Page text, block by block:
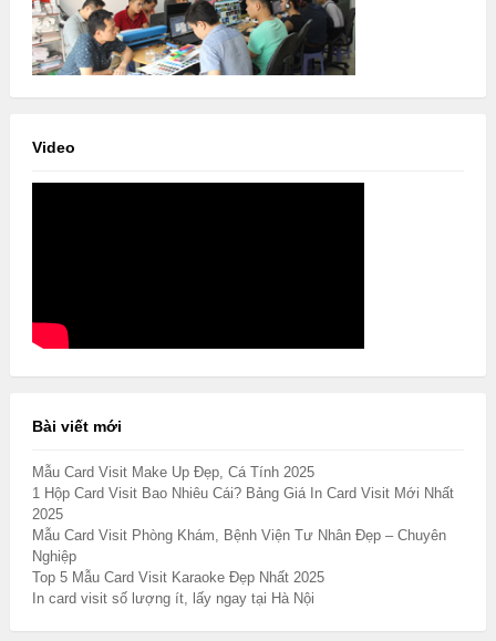
Video
Bài viết mới
Mẫu Card Visit Make Up Đẹp, Cá Tính 2025
1 Hộp Card Visit Bao Nhiêu Cái? Bảng Giá In Card Visit Mới Nhất
2025
Mẫu Card Visit Phòng Khám, Bệnh Viện Tư Nhân Đẹp – Chuyên
Nghiệp
Top 5 Mẫu Card Visit Karaoke Đẹp Nhất 2025
In card visit số lượng ít, lấy ngay tại Hà Nội